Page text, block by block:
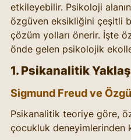
etkileyebilir. Psikoloji
özgüven eksikliğini çeşitli
çözüm yolları önerir. İşte
önde gelen psikolojik
1. Psikanalitik
Sigmund Freud ve
Psikanalitik teoriye göre,
çocukluk deneyimlerinden